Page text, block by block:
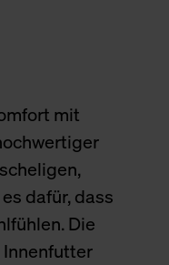
mit
dafür, dass
Die